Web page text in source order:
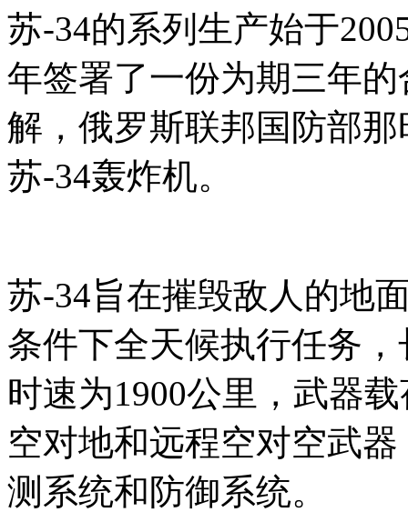
苏-34的系列生产始于
年签署了一份为期三年
解，俄罗斯联邦国防部
苏-34轰炸机。
苏-34旨在摧毁敌人的地
条件下全天候执行任务
时速为1900公里，武器
空对地和远程空对空武
测系统和防御系统。